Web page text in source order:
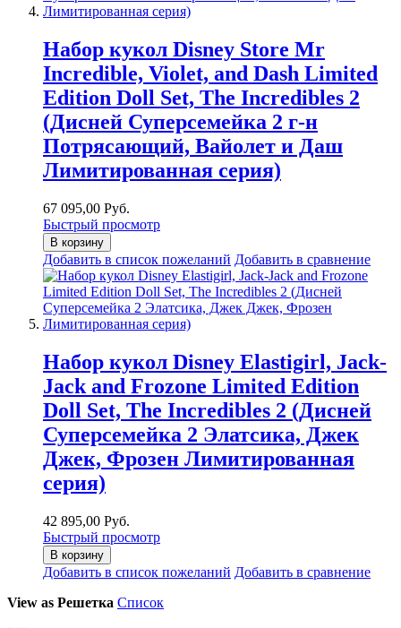
Набор кукол Disney Store Mr
Incredible, Violet, and Dash Limited
Edition Doll Set, The Incredibles 2
(Дисней Суперсемейка 2 г-н
Потрясающий, Вайолет и Даш
Лимитированная серия)
67 095,00 Руб.
Быстрый просмотр
В корзину
Добавить в список пожеланий Добавить в сравнение
Набор кукол Disney Elastigirl, Jack-
Jack and Frozone Limited Edition
Doll Set, The Incredibles 2 (Дисней
Суперсемейка 2 Элатсика, Джек
Джек, Фрозен Лимитированная
серия)
42 895,00 Руб.
Быстрый просмотр
В корзину
Добавить в список пожеланий Добавить в сравнение
View as Решетка Список